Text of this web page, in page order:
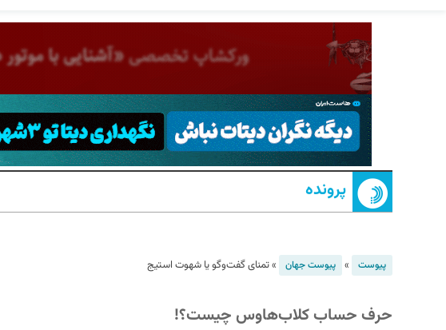
پرونده
پیوست » پیوست جهان »تمنای گفت‌وگو یا شهوت استیج
حرف حساب كلاب‌هاوس چيست؟!